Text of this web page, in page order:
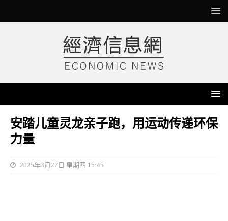
安踏儿童灵龙亲子跑，用运动传递环保
力量
2025年3月27日 星期四 15:45